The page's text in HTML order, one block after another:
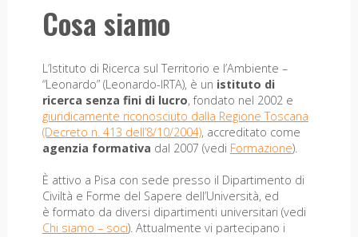
Cosa siamo
L’Istituto di Ricerca sul Territorio e l’Ambiente –
“Leonardo” (Leonardo-IRTA), è un istituto di
ricerca senza fini di lucro, fondato nel 2002 e
giuridicamente riconosciuto dalla Regione Toscana
(Decreto n. 413 dell’8/10/2004), accreditato come
agenzia formativa dal 2007 (vedi Formazione).
È attivo a Pisa con sede presso il Dipartimento di
Civiltà e Forme del Sapere dell’Università, ed
è formato da diversi dipartimenti universitari (vedi
Chi siamo – soci). Attualmente vi partecipano i